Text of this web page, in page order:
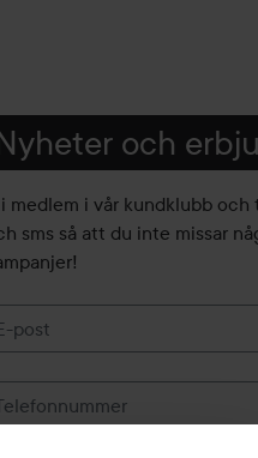
och
medlem i vår kundklubb och
sms så att du inte missar
post